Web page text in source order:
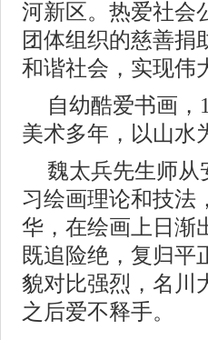
河新区。热爱社会
团体组织的慈善捐
和谐社会，实现伟
自幼酷爱书画
美术多年，以山水
魏太兵先生师
习绘画理论和技法
华，在绘画上日渐
既追险绝，复归平
貌对比强烈，名川
之后爱不释手。